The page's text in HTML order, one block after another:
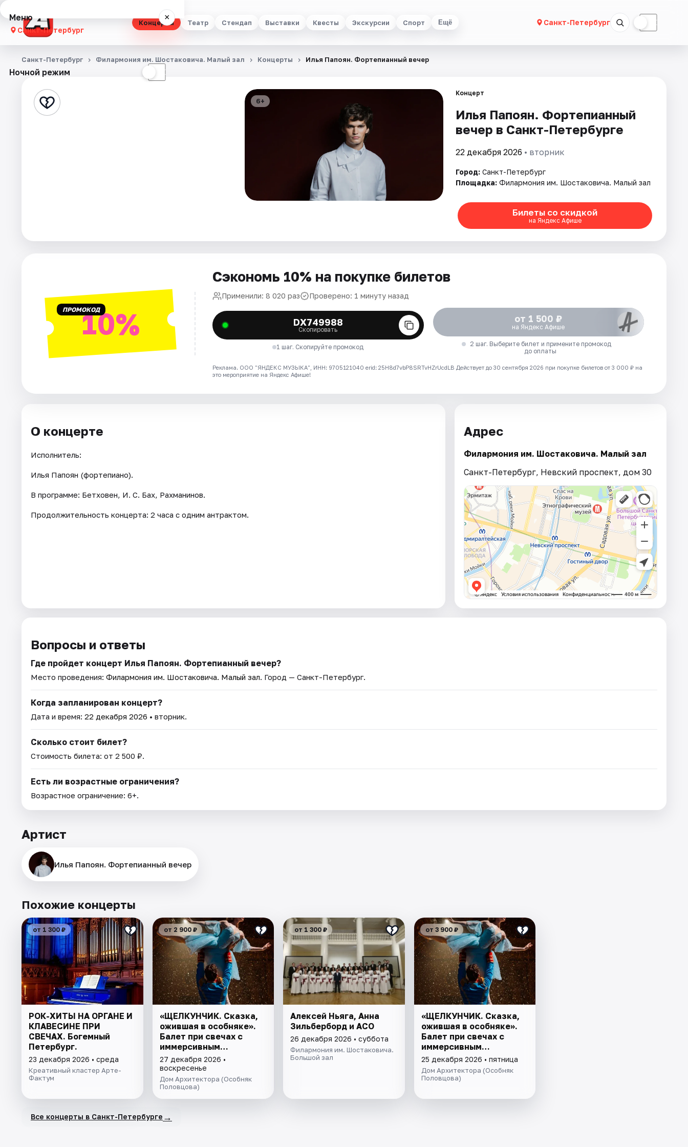
Концерты Театр Стендап Выставки Квесты Экскурсии Спорт Ещё Санкт-Петербург ☾
Меню ×
Санкт-Петербург
Концерты
Стендап
Артисты
Ночной режим ☾
Санкт-Петербург Филармония им. Шостаковича. Малый зал Концерты Илья Папоян. Фортепианный вечер
6+
Концерт
Илья Папоян. Фортепианный
вечер в Санкт-Петербурге
22 декабря 2026 • вторник
Город: Санкт-Петербург
Площадка: Филармония им. Шостаковича. Малый зал
Билеты со скидкой
на Яндекс Афише
ПРОМОКОД10%
Сэкономь 10% на покупке билетов
Применили: 8 020 раз Проверено: 1 минуту назад
DX749988
Скопировать
1 шаг. Скопируйте промокод
от 1 500 ₽
на Яндекс Афише
2 шаг. Выберите билет и примените промокод
до оплаты
Реклама. ООО "ЯНДЕКС МУЗЫКА", ИНН: 9705121040 erid: 25H8d7vbP8SRTvHZrUcdLB Действует до 30 сентября 2026 при покупке билетов от 3 000 ₽ на
это мероприятие на Яндекс Афише!
О концерте
Исполнитель:
Илья Папоян (фортепиано).
В программе: Бетховен, И. С. Бах, Рахманинов.
Продолжительность концерта: 2 часа с одним антрактом.
Адрес
Филармония им. Шостаковича. Малый зал
Санкт-Петербург, Невский проспект, дом 30
Вопросы и ответы
Где пройдет концерт Илья Папоян. Фортепианный вечер?
Место проведения: Филармония им. Шостаковича. Малый зал. Город — Санкт-Петербург.
Когда запланирован концерт?
Дата и время: 22 декабря 2026 • вторник.
Сколько стоит билет?
Стоимость билета: от 2 500 ₽.
Есть ли возрастные ограничения?
Возрастное ограничение: 6+.
Артист
Илья Папоян. Фортепианный вечер
Похожие концерты
от 1 300 ₽
РОК-ХИТЫ НА ОРГАНЕ И
КЛАВЕСИНЕ ПРИ
СВЕЧАХ. Богемный
Петербург.
23 декабря 2026 • среда
Креативный кластер Арте-
Фактум
от 2 900 ₽
«ЩЕЛКУНЧИК. Сказка,
ожившая в особняке».
Балет при свечах с
иммерсивным
променадом
27 декабря 2026 •
воскресенье
Дом Архитектора (Особняк
Половцова)
от 1 300 ₽
Алексей Ньяга, Анна
Зильберборд и АСО
26 декабря 2026 • суббота
Филармония им. Шостаковича.
Большой зал
от 3 900 ₽
«ЩЕЛКУНЧИК. Сказка,
ожившая в особняке».
Балет при свечах с
иммерсивным
променадом
25 декабря 2026 • пятница
Дом Архитектора (Особняк
Половцова)
Все концерты в Санкт-Петербурге →